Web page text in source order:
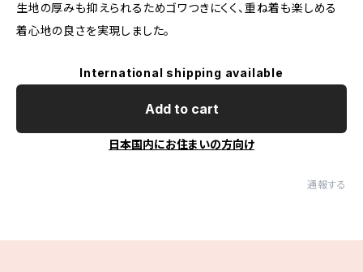
生地の厚みも抑えられるためゴワつきにくく、重ね着も楽しめる
着心地の良さを実現しました。
International shipping available
Add to cart
日本国内にお住まいの方向け
通報する